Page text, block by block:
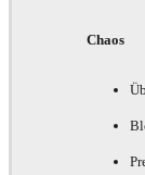
Chaos